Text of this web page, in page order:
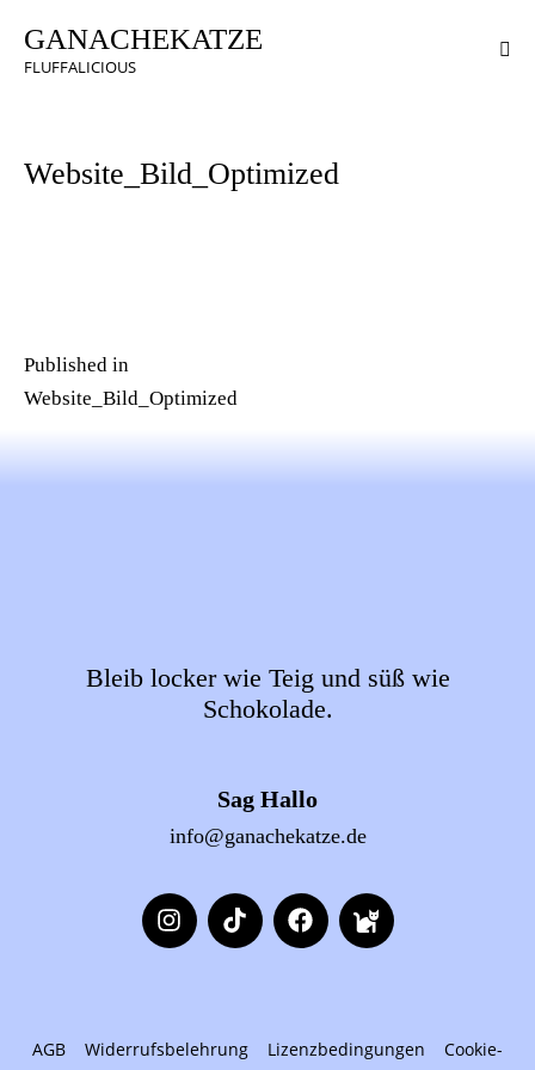
GANACHEKATZE
FLUFFALICIOUS
Website_Bild_Optimized
Published in
Website_Bild_Optimized
Bleib locker wie Teig und süß wie
Schokolade.
Sag Hallo
info@ganachekatze.de
AGB Widerrufsbelehrung Lizenzbedingungen Cookie-